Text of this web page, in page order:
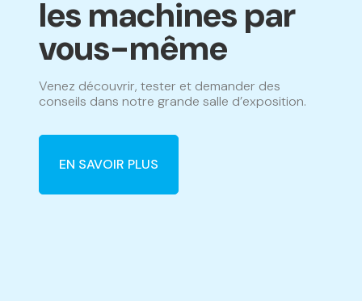
les machines par
vous-même
Venez découvrir, tester et demander des
conseils dans notre grande salle d’exposition.
EN SAVOIR PLUS